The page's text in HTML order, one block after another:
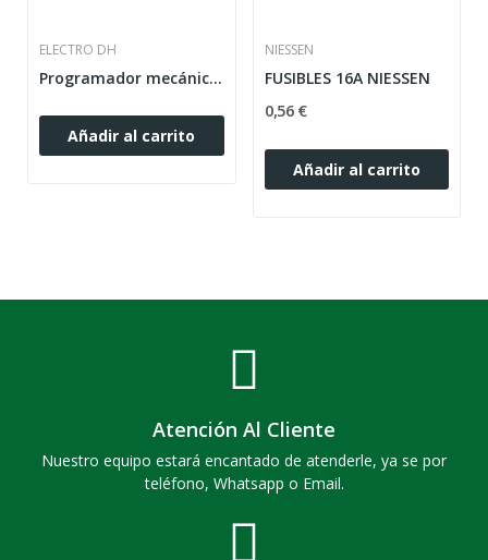
ELECTRO DH
Programador mecánico diario
Añadir al carrito
NIESSEN
FUSIBLES 16A NIESSEN
0,56 €
Añadir al carrito
Atención Al Cliente
Nuestro equipo estará encantado de atenderle, ya se por
teléfono, Whatsapp o Email.